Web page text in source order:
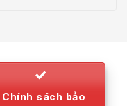
Chính sách bảo